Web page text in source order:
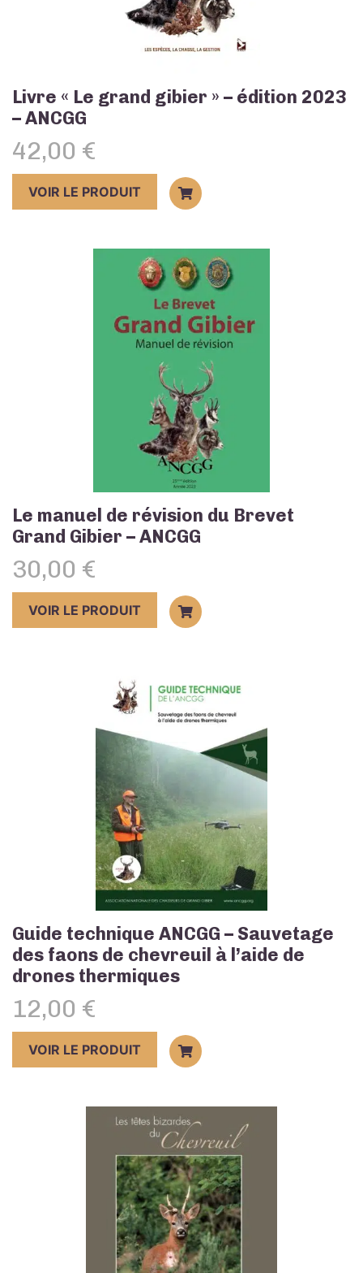
Livre « Le grand gibier » – édition 2023
– ANCGG
42,00 €
VOIR LE PRODUIT
Le manuel de révision du Brevet
Grand Gibier – ANCGG
30,00 €
VOIR LE PRODUIT
Guide technique ANCGG – Sauvetage
des faons de chevreuil à l’aide de
drones thermiques
12,00 €
VOIR LE PRODUIT